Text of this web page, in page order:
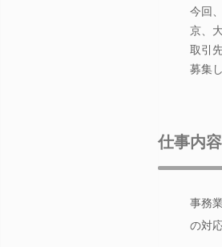
今回
京、
取引
募集
仕事内容
事務
の対